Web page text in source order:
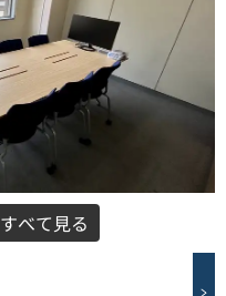
すべて見る